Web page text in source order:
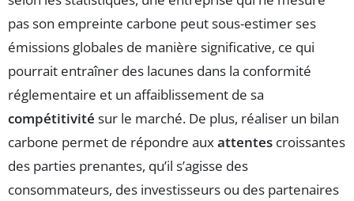
pas son empreinte carbone peut sous-estimer ses
émissions globales de manière significative, ce qui
pourrait entraîner des lacunes dans la conformité
réglementaire et un affaiblissement de sa
compétitivité sur le marché. De plus, réaliser un bilan
carbone permet de répondre auxattentes croissantes
des parties prenantes, qu’il s’agisse des
consommateurs, des investisseurs ou des partenaires